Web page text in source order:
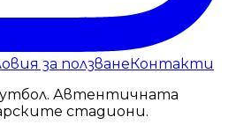
за ползване Контакти
Автентичната
стадиони.